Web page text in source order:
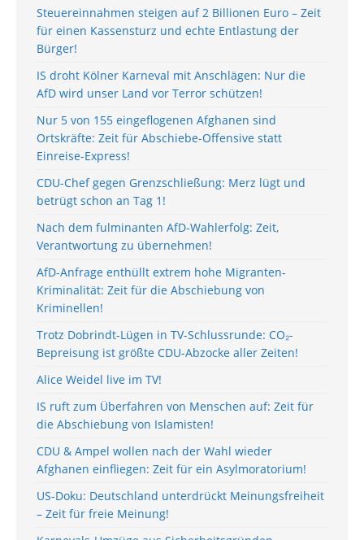
Steuereinnahmen steigen auf 2 Billionen Euro – Zeit
für einen Kassensturz und echte Entlastung der
Bürger!
IS droht Kölner Karneval mit Anschlägen: Nur die
AfD wird unser Land vor Terror schützen!
Nur 5 von 155 eingeflogenen Afghanen sind
Ortskräfte: Zeit für Abschiebe-Offensive statt
Einreise-Express!
CDU-Chef gegen Grenzschließung: Merz lügt und
betrügt schon an Tag 1!
Nach dem fulminanten AfD-Wahlerfolg: Zeit,
Verantwortung zu übernehmen!
AfD-Anfrage enthüllt extrem hohe Migranten-
Kriminalität: Zeit für die Abschiebung von
Kriminellen!
Trotz Dobrindt-Lügen in TV-Schlussrunde: CO₂-
Bepreisung ist größte CDU-Abzocke aller Zeiten!
Alice Weidel live im TV!
IS ruft zum Überfahren von Menschen auf: Zeit für
die Abschiebung von Islamisten!
CDU & Ampel wollen nach der Wahl wieder
Afghanen einfliegen: Zeit für ein Asylmoratorium!
US-Doku: Deutschland unterdrückt Meinungsfreiheit
– Zeit für freie Meinung!